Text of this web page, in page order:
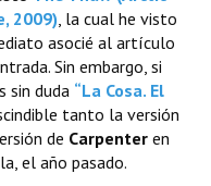
2009) , la cual he visto
asocié al artículo
Sin embargo, si
sin duda “La Cosa. El
tanto la versión
de Carpenter en
el año pasado.